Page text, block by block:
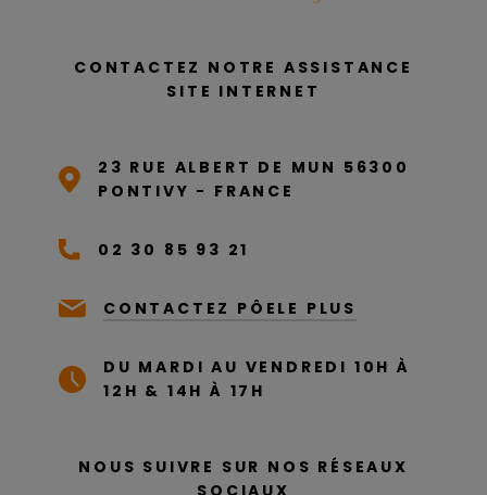
CONTACTEZ NOTRE ASSISTANCE
SITE INTERNET
23 RUE ALBERT DE MUN 56300
PONTIVY - FRANCE
02 30 85 93 21
CONTACTEZ PÔELE PLUS
DU MARDI AU VENDREDI 10H À
12H & 14H À 17H
NOUS SUIVRE SUR NOS RÉSEAUX
SOCIAUX